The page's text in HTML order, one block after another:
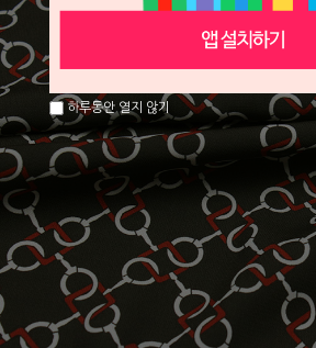
하루동안 열지 않기